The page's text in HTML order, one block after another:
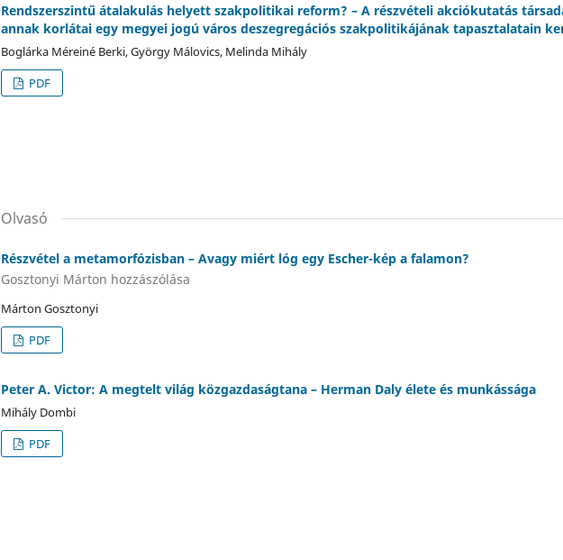
Rendszerszintű átalakulás helyett szakpolitikai reform? – A részvételi akciókutatás
annak korlátai egy megyei jogú város deszegregációs szakpolitikájának tapasztalatain
Boglárka Méreiné Berki, György Málovics, Melinda Mihály
PDF
Olvasó
Részvétel a metamorfózisban – Avagy miért lóg egy Escher-kép a falamon?
Gosztonyi Márton hozzászólása
Márton Gosztonyi
PDF
Peter A. Victor: A megtelt világ közgazdaságtana – Herman Daly élete és munkássága
Mihály Dombi
PDF